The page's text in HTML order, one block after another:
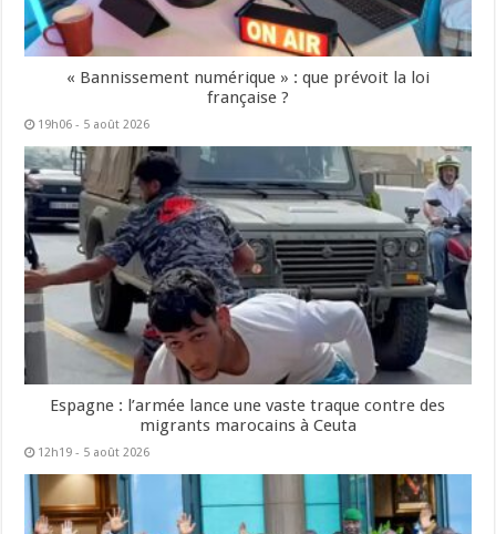
« Bannissement numérique » : que prévoit la loi
française ?
19h06 - 5 août 2026
Espagne : l’armée lance une vaste traque contre des
migrants marocains à Ceuta
12h19 - 5 août 2026